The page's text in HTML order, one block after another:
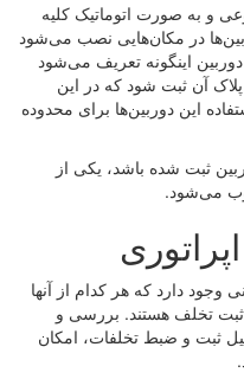
به صورت اتوماتیک کلیه
در مکان‌هایی نصب می‌شود
اینگونه تعریف می‌شود
آن ثبت شود که در این
این دوربین‌ها برای محدوده
ثبت شده باشد، یکی از
می‌شود.
دارد که هر کدام از آنها
تخلف هستند. بررسی و
و به دلیل ثبت و ضبط تخلفات، امکان